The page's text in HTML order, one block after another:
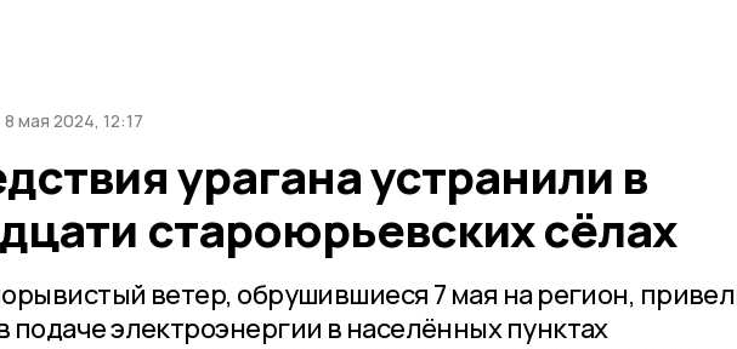
8 мая 2024, 12:17
урагана устранили в
староюрьевских сёлах
ветер, обрушившиеся 7 мая на регион,
подаче электроэнергии в населённых пунктах